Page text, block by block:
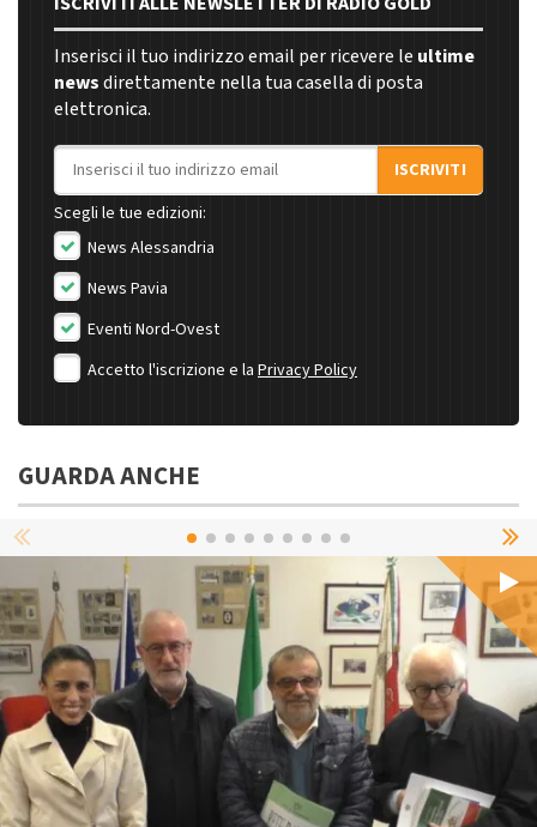
Inserisci il tuo indirizzo email per ricevere le ultime
newsdirettamente nella tua casella di posta
elettronica.
Indirizzo email
ISCRIVITI
Scegli le tue edizioni:
News Alessandria
News Pavia
Eventi Nord-Ovest
Accetto l'iscrizione e la Privacy Policy
GUARDA ANCHE